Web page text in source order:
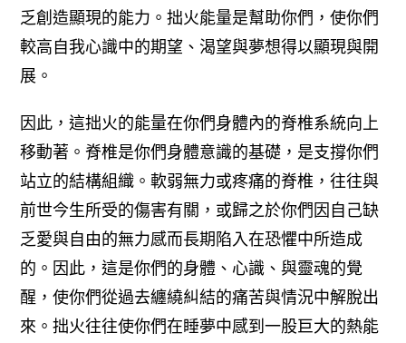
乏創造顯現的能力。拙火能量是幫助你們，使你們
較高自我心識中的期望、渴望與夢想得以顯現與開
展。
因此，這拙火的能量在你們身體內的脊椎系統向上
移動著。脊椎是你們身體意識的基礎，是支撐你們
站立的結構組織。軟弱無力或疼痛的脊椎，往往與
前世今生所受的傷害有關，或歸之於你們因自己缺
乏愛與自由的無力感而長期陷入在恐懼中所造成
的。 因此，這是你們的身體、心識、與靈魂的覺
醒，使你們從過去纏繞糾結的痛苦與情況中解脫出
來。拙火往往使你們在睡夢中感到一股巨大的熱能